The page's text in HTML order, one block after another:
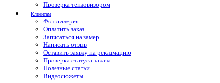
Проверка тепловизором
Клиентам
Фотогалерея
Оплатить заказ
Записаться на замер
Написать отзыв
Оставить заявку на рекламацию
Проверка статуса заказа
Полезные статьи
Видеосюжеты